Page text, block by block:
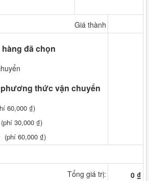
Giá thành
đã chọn
thức vận chuyển
60,000 ₫)
(phí 30,000 ₫)
(phí 60,000 ₫)
Tổng giá trị: 0 ₫